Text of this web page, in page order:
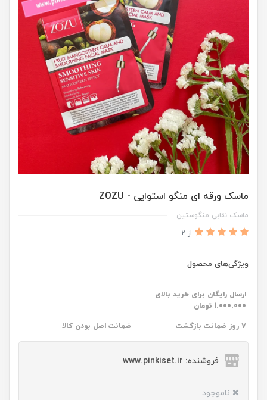
ماسک ورقه ای منگو استوایی - ZOZU
ماسک نقابی منگوستین
از 2
ویژگی‌های محصول
ارسال رایگان برای خرید بالای
1.000.000 تومان
۷ روز ضمانت بازگشت ضمانت اصل بودن کالا
فروشنده: www.pinkiset.ir
ناموجود